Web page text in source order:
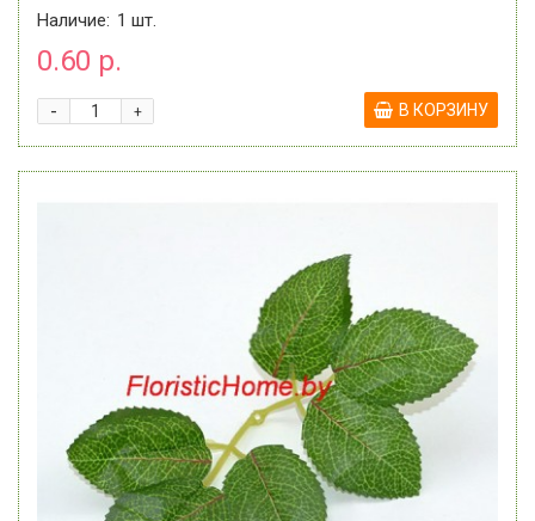
Наличие: 1 шт.
0.60 р.
+
- В КОРЗИНУ